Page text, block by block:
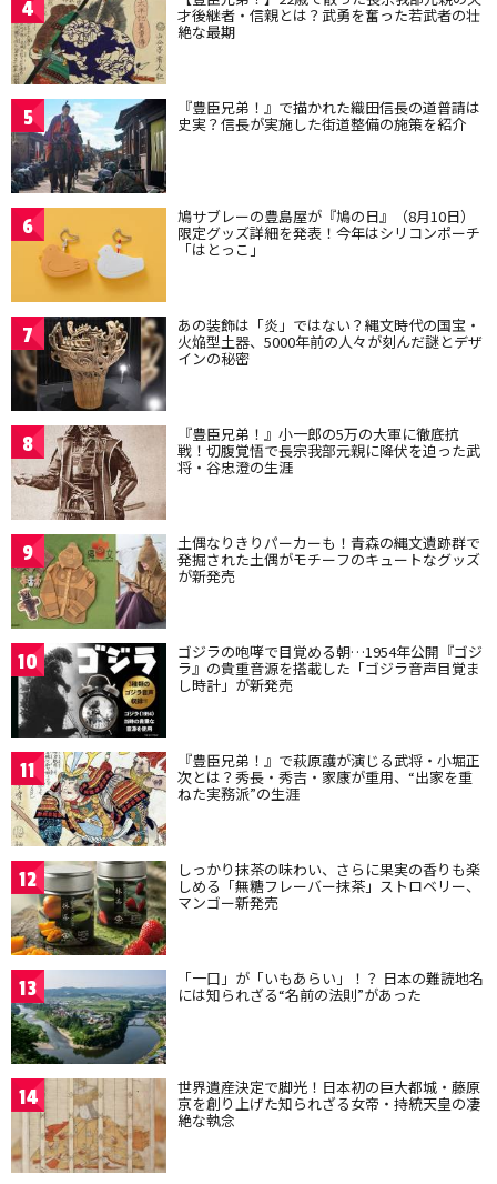
4 才後継者・信親とは？武勇を奮った若武者の壮
絶な最期
5 『豊臣兄弟！』で描かれた織田信長の道普請は
史実？信長が実施した街道整備の施策を紹介
6 鳩サブレーの豊島屋が『鳩の日』（8月10日）
限定グッズ詳細を発表！今年はシリコンポーチ
「はとっこ」
7 あの装飾は「炎」ではない？縄文時代の国宝・
火焔型土器、5000年前の人々が刻んだ謎とデザ
インの秘密
8 『豊臣兄弟！』小一郎の5万の大軍に徹底抗
戦！切腹覚悟で長宗我部元親に降伏を迫った武
将・谷忠澄の生涯
9 土偶なりきりパーカーも！青森の縄文遺跡群で
発掘された土偶がモチーフのキュートなグッズ
が新発売
10 ゴジラの咆哮で目覚める朝…1954年公開『ゴジ
ラ』の貴重音源を搭載した「ゴジラ音声目覚ま
し時計」が新発売
11 『豊臣兄弟！』で萩原護が演じる武将・小堀正
次とは？秀長・秀吉・家康が重用、“出家を重
ねた実務派”の生涯
12 しっかり抹茶の味わい、さらに果実の香りも楽
しめる「無糖フレーバー抹茶」ストロベリー、
マンゴー新発売
13 「一口」が「いもあらい」！？ 日本の難読地名
には知られざる“名前の法則”があった
14 世界遺産決定で脚光！日本初の巨大都城・藤原
京を創り上げた知られざる女帝・持統天皇の凄
絶な執念